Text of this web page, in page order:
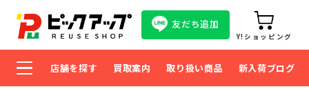
友だち追加
Y!ショッピング
店舗を探す 買取案内 取り扱い商品 新入荷ブログ